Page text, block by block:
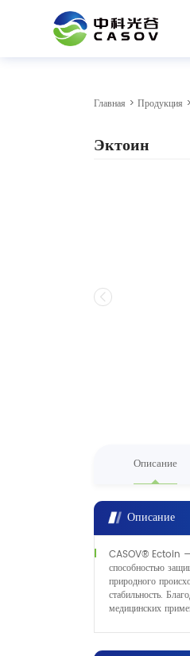
Главная > Продукция >
Эктоин
Описание
Описание
CASOV® Ectoin —
способностью
природного
стабильность.
медицинских